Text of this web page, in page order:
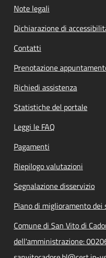
Note legali
Dichiarazione di
Contatti
Prenotazione
Richiedi assistenza
Statistiche del portale
Leggi le FAQ
Pagamenti
Riepilogo valutazioni
Segnalazione disservizio
Piano di miglioramento dei
Comune di San Vito di
dell'amministrazione: